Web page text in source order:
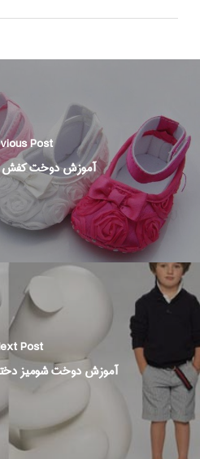
Post
آموزش دوخت کفش
Post
آموزش دوخت شومیز